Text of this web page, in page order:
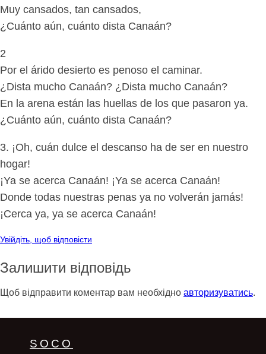
Muy cansados, tan cansados,
¿Cuánto aún, cuánto dista Canaán?
2
Por el árido desierto es penoso el caminar.
¿Dista mucho Canaán? ¿Dista mucho Canaán?
En la arena están las huellas de los que pasaron ya.
¿Cuánto aún, cuánto dista Canaán?
3. ¡Oh, cuán dulce el descanso ha de ser en nuestro
hogar!
¡Ya se acerca Canaán! ¡Ya se acerca Canaán!
Donde todas nuestras penas ya no volverán jamás!
¡Cerca ya, ya se acerca Canaán!
Увійдіть, щоб відповісти
Залишити відповідь
Щоб відправити коментар вам необхідно авторизуватись.
SOCO